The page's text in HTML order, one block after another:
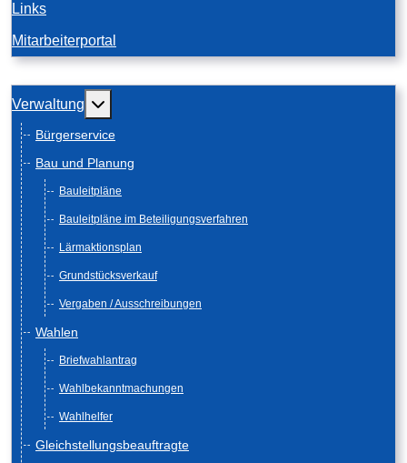
Links
Mitarbeiterportal
Verwaltung Weitere Informationen: Verwaltung
Bürgerservice
Bau und Planung
Bauleitpläne
Bauleitpläne im Beteiligungsverfahren
Lärmaktionsplan
Grundstücksverkauf
Vergaben / Ausschreibungen
Wahlen
Briefwahlantrag
Wahlbekanntmachungen
Wahlhelfer
Gleichstellungsbeauftragte